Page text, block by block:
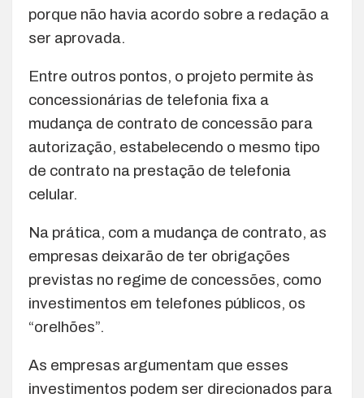
porque não havia acordo sobre a redação a
ser aprovada.
Entre outros pontos, o projeto permite às
concessionárias de telefonia fixa a
mudança de contrato de concessão para
autorização, estabelecendo o mesmo tipo
de contrato na prestação de telefonia
celular.
Na prática, com a mudança de contrato, as
empresas deixarão de ter obrigações
previstas no regime de concessões, como
investimentos em telefones públicos, os
“orelhões”.
As empresas argumentam que esses
investimentos podem ser direcionados para